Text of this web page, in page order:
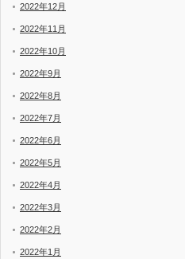
2022年12月
2022年11月
2022年10月
2022年9月
2022年8月
2022年7月
2022年6月
2022年5月
2022年4月
2022年3月
2022年2月
2022年1月